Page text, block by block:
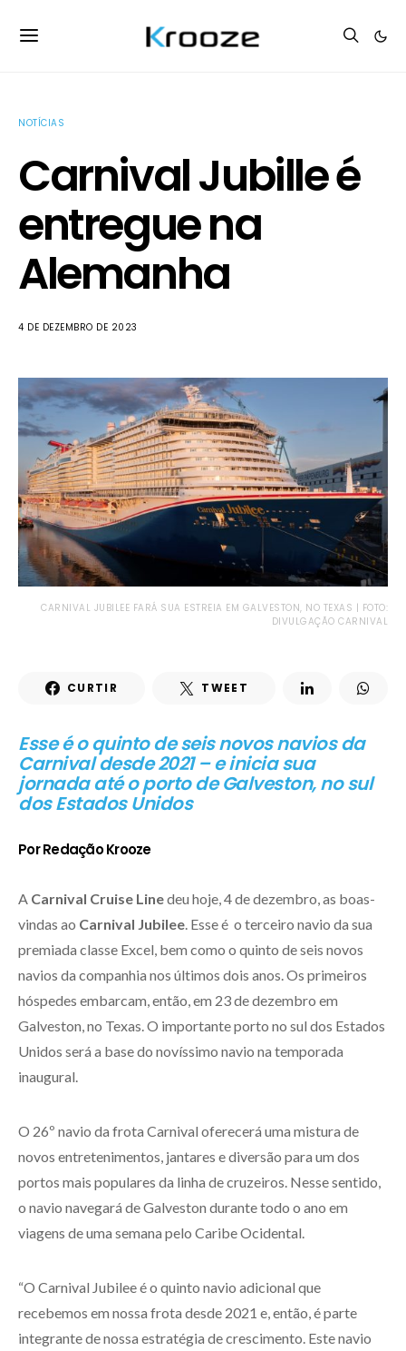
NOTÍCIAS
Carnival Jubille é
entregue na
Alemanha
4 DE DEZEMBRO DE 2023
CARNIVAL JUBILEE FARÁ SUA ESTREIA EM GALVESTON, NO TEXAS | FOTO:
DIVULGAÇÃO CARNIVAL
CURTIR TWEET
Esse é o quinto de seis novos navios da
Carnival desde 2021 – e inicia sua
jornada até o porto de Galveston, no sul
dos Estados Unidos
Por Redação Krooze
A Carnival Cruise Linedeu hoje, 4 de dezembro, as boas-
vindas ao Carnival Jubilee . Esse é o terceiro navio da sua
premiada classe Excel, bem como o quinto de seis novos
navios da companhia nos últimos dois anos. Os primeiros
hóspedes embarcam, então, em 23 de dezembro em
Galveston, no Texas. O importante porto no sul dos Estados
Unidos será a base do novíssimo navio na temporada
inaugural.
O 26º navio da frota Carnival oferecerá uma mistura de
novos entretenimentos, jantares e diversão para um dos
portos mais populares da linha de cruzeiros. Nesse sentido,
o navio navegará de Galveston durante todo o ano em
viagens de uma semana pelo Caribe Ocidental.
“O Carnival Jubilee é o quinto navio adicional que
recebemos em nossa frota desde 2021 e, então, é parte
integrante de nossa estratégia de crescimento. Este navio